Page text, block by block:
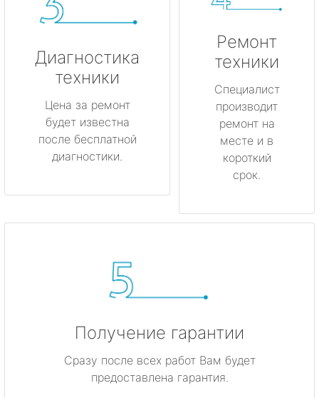
Диагностика
техники
Цена за ремонт
будет известна
после бесплатной
диагностики.
Ремонт
техники
Специалист
производит
ремонт на
месте и в
короткий
срок.
Получение гарантии
Сразу после всех работ Вам будет
предоставлена гарантия.